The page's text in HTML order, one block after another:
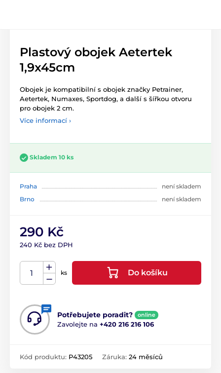
Plastový obojek Aetertek
1,9x45cm
Obojek je kompatibilní s obojek značky Petrainer,
Aetertek, Numaxes, Sportdog, a další s šířkou otvoru
pro obojek 2 cm.
Více informací ›
Skladem 10 ks
Praha
není skladem
Brno
není skladem
290 Kč
240 Kč bez DPH
ks Do košíku
Potřebujete poradit? online
Zavolejte na +420 216 216 106
Kód produktu: P43205 Záruka: 24 měsíců